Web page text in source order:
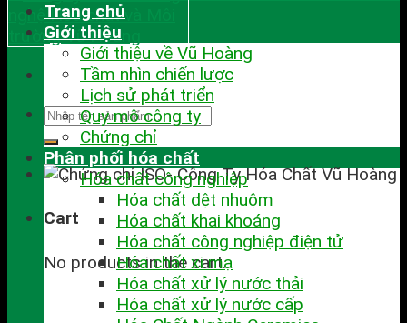
Cart
No products in the cart.
Trang chủ
Giới thiệu
Giới thiệu về Vũ Hoàng
Tầm nhìn chiến lược
Lịch sử phát triển
Quy mô công ty
Chứng chỉ
Phân phối hóa chất
Hóa chất công nghiệp
Hóa chất dệt nhuộm
Hóa chất khai khoáng
Hóa chất công nghiệp điện tử
Hóa chất xi mạ
Hóa chất xử lý nước thải
Hóa chất xử lý nước cấp